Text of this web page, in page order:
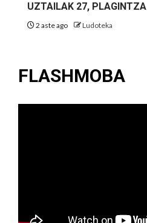
UZTAILAK 27, PLAGINTZA
2 aste ago Ludoteka
FLASHMOBA